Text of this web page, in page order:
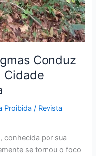
Conduz
Cidade
Proibida / Revista
conhecida por sua
se tornou o foco